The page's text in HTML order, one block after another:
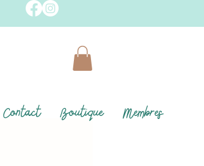
Contact Boutique Membres